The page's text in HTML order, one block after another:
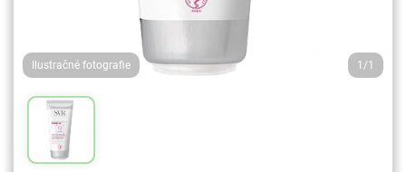
Ilustračné fotografie 1/1